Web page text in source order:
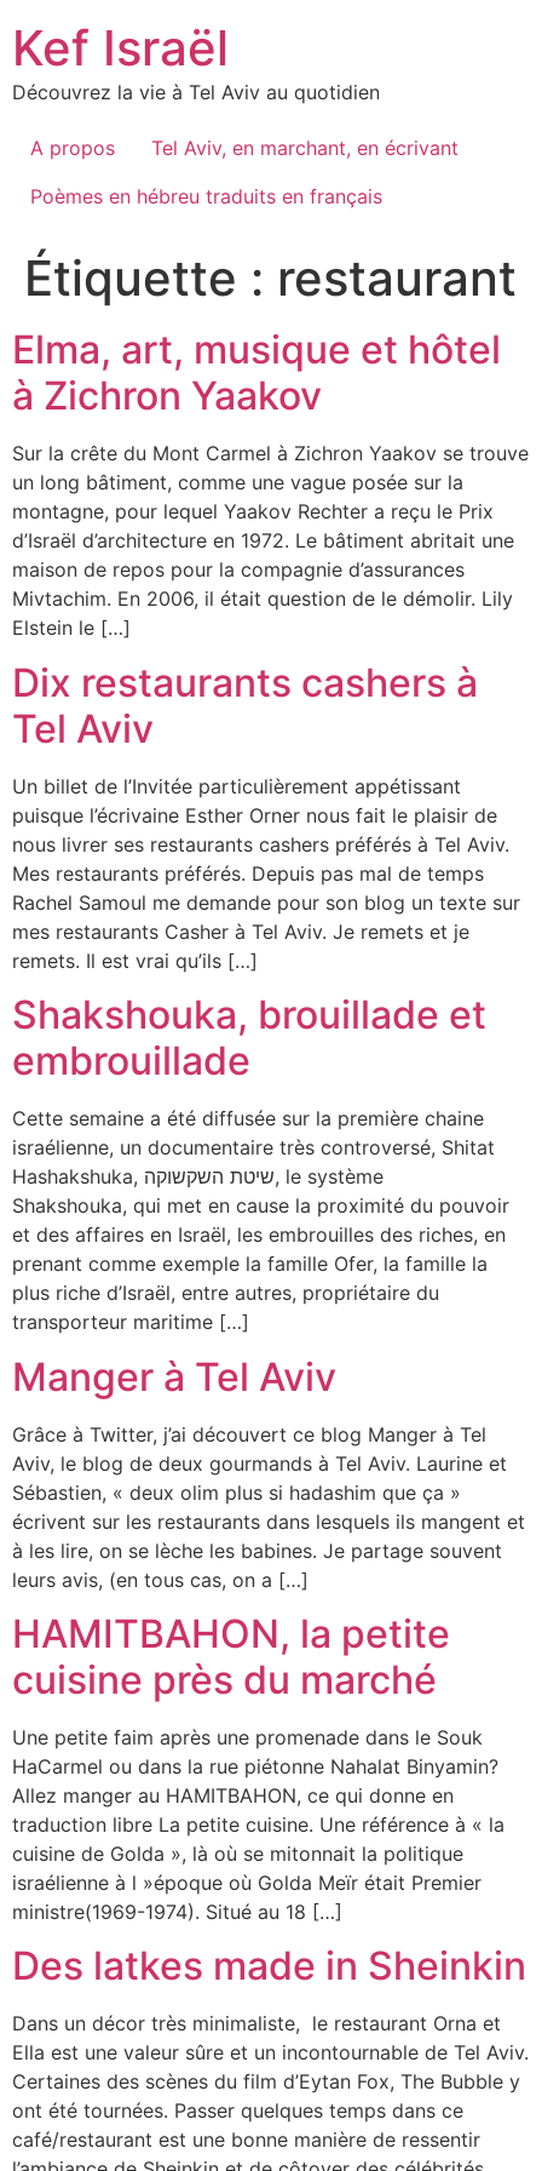
content
Kef Israël
Découvrez la vie à Tel Aviv au quotidien
A propos
Tel Aviv, en marchant, en écrivant
Poèmes en hébreu traduits en français
Étiquette : restaurant
Elma, art, musique et hôtel
à Zichron Yaakov
Sur la crête du Mont Carmel à Zichron Yaakov se trouve
un long bâtiment, comme une vague posée sur la
montagne, pour lequel Yaakov Rechter a reçu le Prix
d’Israël d’architecture en 1972. Le bâtiment abritait une
maison de repos pour la compagnie d’assurances
Mivtachim. En 2006, il était question de le démolir. Lily
Elstein le […]
Dix restaurants cashers à
Tel Aviv
Un billet de l’Invitée particulièrement appétissant
puisque l’écrivaine Esther Orner nous fait le plaisir de
nous livrer ses restaurants cashers préférés à Tel Aviv.
Mes restaurants préférés. Depuis pas mal de temps
Rachel Samoul me demande pour son blog un texte sur
mes restaurants Casher à Tel Aviv. Je remets et je
remets. Il est vrai qu’ils […]
Shakshouka, brouillade et
embrouillade
Cette semaine a été diffusée sur la première chaine
israélienne, un documentaire très controversé, Shitat
Hashakshuka, שיטת השקשוקה, le système
Shakshouka, qui met en cause la proximité du pouvoir
et des affaires en Israël, les embrouilles des riches, en
prenant comme exemple la famille Ofer, la famille la
plus riche d’Israël, entre autres, propriétaire du
transporteur maritime […]
Manger à Tel Aviv
Grâce à Twitter, j’ai découvert ce blog Manger à Tel
Aviv, le blog de deux gourmands à Tel Aviv. Laurine et
Sébastien, « deux olim plus si hadashim que ça »
écrivent sur les restaurants dans lesquels ils mangent et
à les lire, on se lèche les babines. Je partage souvent
leurs avis, (en tous cas, on a […]
HAMITBAHON, la petite
cuisine près du marché
Une petite faim après une promenade dans le Souk
HaCarmel ou dans la rue piétonne Nahalat Binyamin?
Allez manger au HAMITBAHON, ce qui donne en
traduction libre La petite cuisine. Une référence à « la
cuisine de Golda », là où se mitonnait la politique
israélienne à l »époque où Golda Meïr était Premier
ministre(1969-1974). Situé au 18 […]
Des latkes made in Sheinkin
Dans un décor très minimaliste, le restaurant Orna et
Ella est une valeur sûre et un incontournable de Tel Aviv.
Certaines des scènes du film d’Eytan Fox, The Bubble y
ont été tournées. Passer quelques temps dans ce
café/restaurant est une bonne manière de ressentir